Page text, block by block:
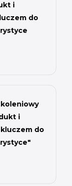
i
do
i
kluczem do